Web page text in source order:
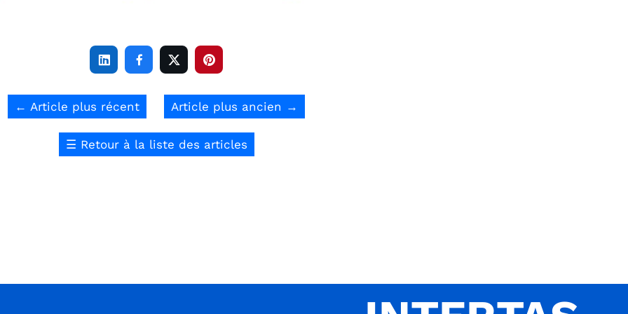
   
← Article plus récent Article plus ancien →
☰ Retour à la liste des articles